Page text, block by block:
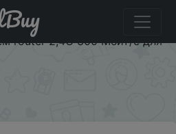
Xiaomi Mi
wi fi модем 4 антенны
router 2,4G 300 Мбит/с для